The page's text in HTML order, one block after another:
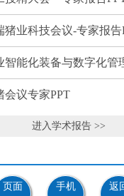
猪业科技会议-专家报告
会议专家PPT
进入学术报告 >>
页面 手机 返